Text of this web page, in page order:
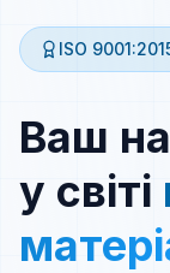
ISO
Ваш
у світі